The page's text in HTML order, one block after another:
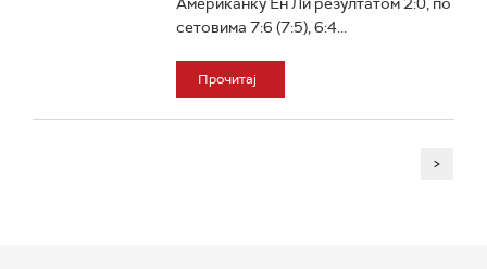
сетовима 7:6 (7:5), 6:4...
Прочитај
>